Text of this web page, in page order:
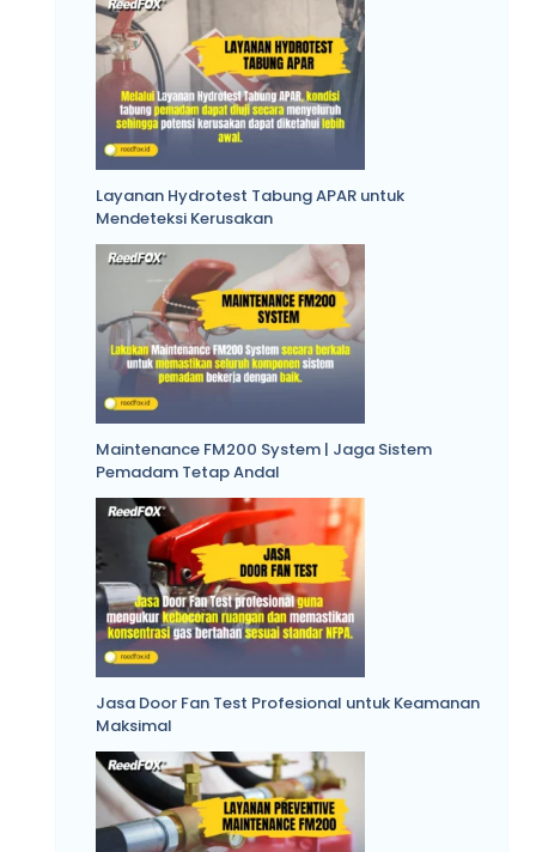
Layanan Hydrotest Tabung APAR untuk
Mendeteksi Kerusakan
Maintenance FM200 System | Jaga Sistem
Pemadam Tetap Andal
Jasa Door Fan Test Profesional untuk Keamanan
Maksimal